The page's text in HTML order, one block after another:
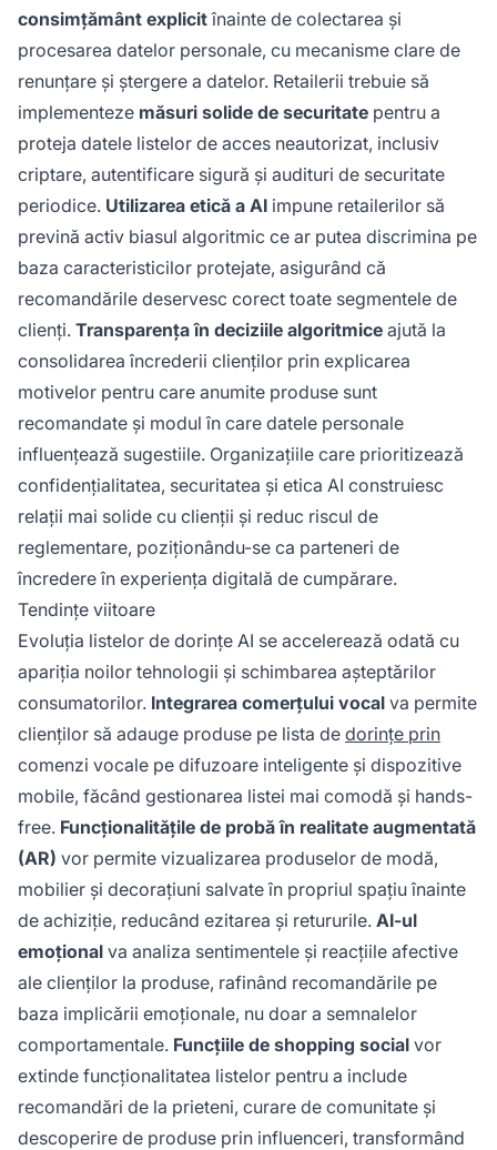
consimțământ explicitînainte de colectarea și
procesarea datelor personale, cu mecanisme clare de
renunțare și ștergere a datelor. Retailerii trebuie să
implementeze măsuri solide de securitate pentru a
proteja datele listelor de acces neautorizat, inclusiv
criptare, autentificare sigură și audituri de securitate
periodice. Utilizarea etică a AI impune retailerilor să
prevină activ biasul algoritmic ce ar putea discrimina pe
baza caracteristicilor protejate, asigurând că
recomandările deservesc corect toate segmentele de
clienți. Transparența în deciziile algoritmice ajută la
consolidarea încrederii clienților prin explicarea
motivelor pentru care anumite produse sunt
recomandate și modul în care datele personale
influențează sugestiile. Organizațiile care prioritizează
confidențialitatea, securitatea și etica AI construiesc
relații mai solide cu clienții și reduc riscul de
reglementare, poziționându-se ca parteneri de
încredere în experiența digitală de cumpărare.
Tendințe viitoare
Evoluția listelor de dorințe AI se accelerează odată cu
apariția noilor tehnologii și schimbarea așteptărilor
consumatorilor. Integrarea comerțului vocal va permite
clienților să adauge produse pe lista de dorințe prin
comenzi vocale pe difuzoare inteligente și dispozitive
mobile, făcând gestionarea listei mai comodă și hands-
free. Funcționalitățile de probă în realitate augmentată
(AR) vor permite vizualizarea produselor de modă,
mobilier și decorațiuni salvate în propriul spațiu înainte
de achiziție, reducând ezitarea și retururile. AI-ul
emoțional va analiza sentimentele și reacțiile afective
ale clienților la produse, rafinând recomandările pe
baza implicării emoționale, nu doar a semnalelor
comportamentale. Funcțiile de shopping social vor
extinde funcționalitatea listelor pentru a include
recomandări de la prieteni, curare de comunitate și
descoperire de produse prin influenceri, transformând